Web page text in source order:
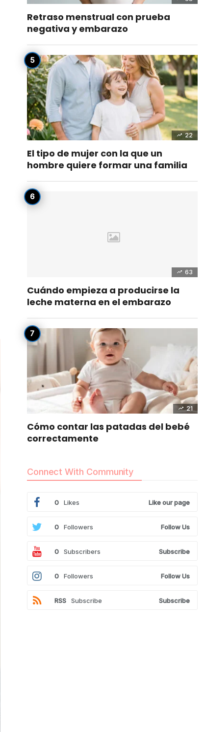
Retraso menstrual con prueba
negativa y embarazo
22
El tipo de mujer con la que un
hombre quiere formar una familia
63
Cuándo empieza a producirse la
leche materna en el embarazo
21
Cómo contar las patadas del bebé
correctamente
Connect With Community
0 Likes Like our page
0 Followers Follow Us
0 Subscribers Subscribe
0 Followers Follow Us
RSS Subscribe Subscribe